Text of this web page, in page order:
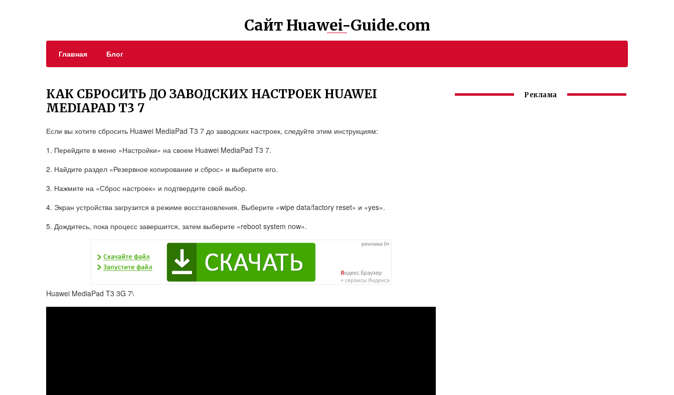
Сайт Huawei-Guide.com
Главная Блог
КАК СБРОСИТЬ ДО ЗАВОДСКИХ НАСТРОЕК HUAWEI
MEDIAPAD T3 7
Если вы хотите сбросить Huawei MediaPad T3 7 до заводских настроек, следуйте этим инструкциям:
1. Перейдите в меню «Настройки» на своем Huawei MediaPad T3 7.
2. Найдите раздел «Резервное копирование и сброс» и выберите его.
3. Нажмите на «Сброс настроек» и подтвердите свой выбор.
4. Экран устройства загрузится в режиме восстановления. Выберите «wipe data/factory reset» и «yes».
5. Дождитесь, пока процесс завершится, затем выберите «reboot system now».
Huawei MediaPad T3 3G 7\
Реклама